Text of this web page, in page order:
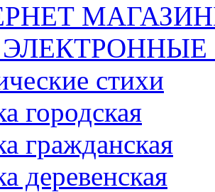
стихи
городская
гражданская
деревенская